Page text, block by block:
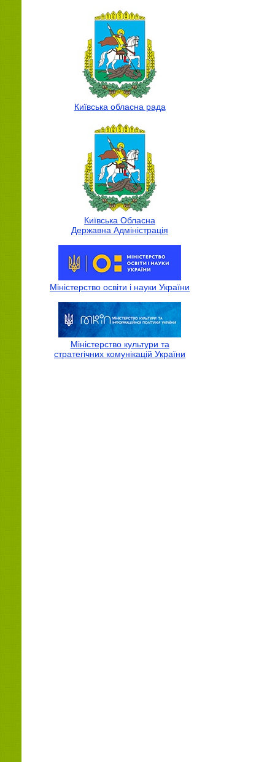
Київська обласна рада
Київська Обласна
Державна Адмiнiстрацiя
Міністерство освіти і науки України
Міністерство культури та
стратегічних комунікацій України